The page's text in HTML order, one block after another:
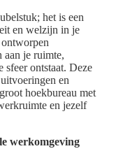
het is een
en welzijn in je
aan je ruimte,
sfeer ontstaat. Deze
en
hoekbureau met
en jezelf
werkomgeving